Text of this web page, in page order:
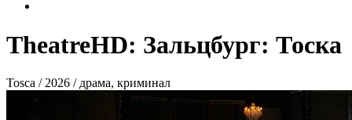
TheatreHD: ​​​​​​​Зальцбург: Тоска
Tosca / 2026 / драма, криминал